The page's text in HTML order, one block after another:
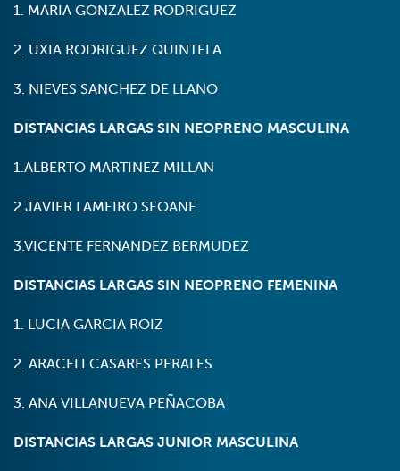
1. MARIA GONZALEZ RODRIGUEZ
2. UXIA RODRIGUEZ QUINTELA
3. NIEVES SANCHEZ DE LLANO
DISTANCIAS LARGAS SIN NEOPRENO MASCULINA
1.ALBERTO MARTINEZ MILLAN
2.JAVIER LAMEIRO SEOANE
3.VICENTE FERNANDEZ BERMUDEZ
DISTANCIAS LARGAS SIN NEOPRENO FEMENINA
1. LUCIA GARCIA ROIZ
2. ARACELI CASARES PERALES
3. ANA VILLANUEVA PEÑACOBA
DISTANCIAS LARGAS JUNIOR MASCULINA